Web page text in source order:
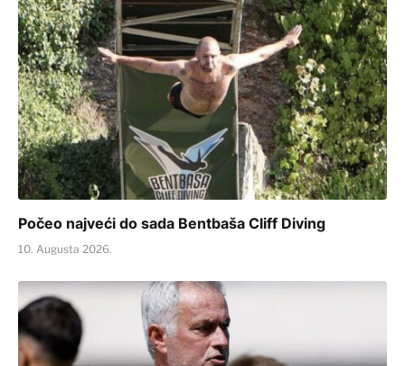
Počeo najveći do sada Bentbaša Cliff Diving
10. Augusta 2026.